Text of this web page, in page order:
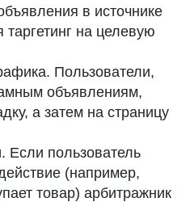
в источнике
на целевую
Пользователи,
объявлениям,
а затем на страницу
Если пользователь
(например,
товар) арбитражник